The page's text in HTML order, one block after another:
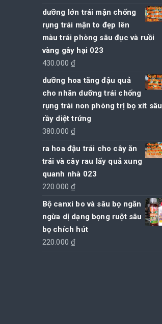
gốc
80.000 ₫.
hiện
là:
dưỡng lớn trái mận chống
rụng trái mận to đẹp lên
màu trái phòng sâu đục và ruồi
vàng gây hại 023
430.000₫
dưỡng hoa tăng đậu quả
cho nhãn dưỡng trái chống
rụng trái non phòng trị bọ xít sâu
rầy diệt trứng
380.000₫
ra hoa đậu trái cho cây ăn
trái và cây rau lấy quả xung
quanh nhà 023
220.000₫
Bộ canxi bo và sâu bọ ngăn
ngừa dị dạng bọng ruột sâu
bọ chích hút
220.000₫